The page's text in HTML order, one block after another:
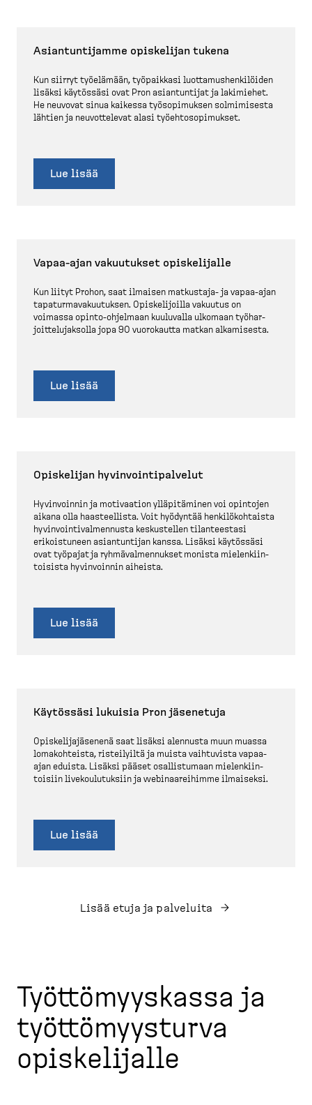
Asiantun­tijamme opiskelijan tukena
Kun siirryt työelämään, työpaikkasi luotta­mus­hen­ki­löiden
lisäksi käytössäsi ovat Pron asiantuntijat ja lakimiehet.
He neuvovat sinua kaikessa työsopi­muksen solmimisesta
lähtien ja neuvot­televat alasi työehto­so­pi­mukset.
Lue lisää
Vapaa-​ajan vakuutukset opiske­lijalle
Kun liityt Prohon, saat ilmaisen matkustaja-​ ja vapaa-​ajan
tapatur­ma­va­kuu­tuksen. Opiske­li­joilla vakuutus on
voimassa opinto-​ohjelmaan kuuluvalla ulkomaan työhar­
joit­te­lu­jaksolla jopa 90 vuorokautta matkan alkamisesta.
Lue lisää
Opiskelijan hyvinvoin­ti­palvelut
Hyvinvoinnin ja motivaation ylläpi­täminen voi opintojen
aikana olla haasteellista. Voit hyödyntää henkilö­koh­taista
hyvinvoin­ti­val­mennusta keskus­tellen tilanteestasi
erikois­tuneen asiantuntijan kanssa. Lisäksi käytössäsi
ovat työpajat ja ryhmäval­men­nukset monista mielen­kiin­
toisista hyvinvoinnin aiheista.
Lue lisää
Käytössäsi lukuisia Pron jäsenetuja
Opiske­li­ja­jä­senenä saat lisäksi alennusta muun muassa
lomakoh­teista, ristei­lyiltä ja muista vaihtuvista vapaa-​
ajan eduista. Lisäksi pääset osallis­tumaan mielen­kiin­
toisiin livekou­lu­tuksiin ja webinaareihimme ilmaiseksi.
Lue lisää
Lisää etuja ja palveluita
Työttö­myyskassa ja
työttö­myysturva
opiske­lijalle